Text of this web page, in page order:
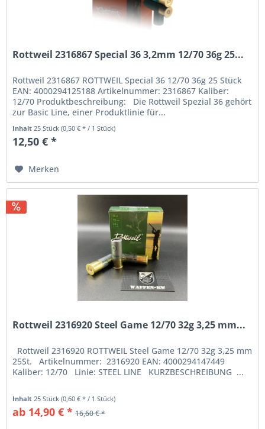
Rottweil 2316867 Special 36 3,2mm 12/70 36g 25...
Rottweil 2316867 ROTTWEIL Special 36 12/70 36g 25 Stück
EAN: 4000294125188 Artikelnummer: 2316867 Kaliber:
12/70 Produktbeschreibung: Die Rottweil Spezial 36 gehört
zur Basic Line, einer Produktlinie für...
Inhalt25 Stück(0,50 € * / 1 Stück)
12,50 € *
Merken
Rottweil 2316920 Steel Game 12/70 32g 3,25 mm...
Rottweil 2316920 ROTTWEIL Steel Game 12/70 32g 3,25 mm
25St. Artikelnummer: 2316920 EAN: 4000294147449
Kaliber: 12/70 Linie: STEEL LINE KURZBESCHREIBUNG ...
Inhalt 25 Stück(0,60 € * / 1 Stück)
ab 14,90 € * 16,60 € *